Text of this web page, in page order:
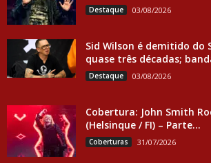
Destaque 03/08/2026
Sid Wilson é demitido do
quase três décadas;
Destaque 03/08/2026
Cobertura: John Smith
(Helsinque / FI) – Parte...
Coberturas 31/07/2026